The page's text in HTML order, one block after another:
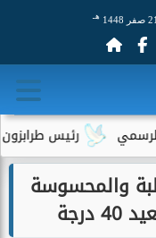
21 صفر 1448 هـ
رئيس طرابزون سبور
والمحسوسة